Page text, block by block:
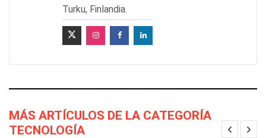
Turku, Finlandia.
MÁS ARTÍCULOS DE LA CATEGORÍA
TECNOLOGÍA